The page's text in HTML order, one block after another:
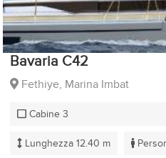
Bavaria C42
Fethiye, Marina Imbat
Cabine 3
Lunghezza 12.40 m